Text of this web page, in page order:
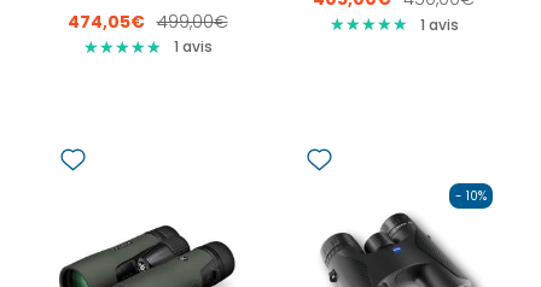
474,05€ 499,00€
★★★★★
★★★★★ 1 avis
★★★★★
★★★★★ 1 avis
- 10%